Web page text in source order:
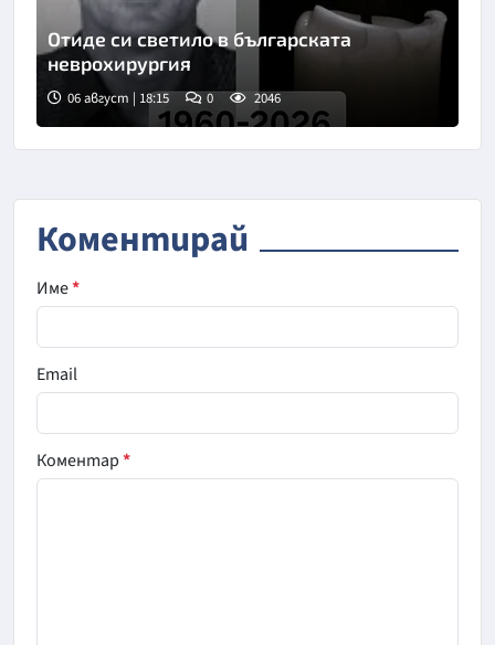
Отиде си светило в българската
неврохирургия
06 август | 18:15 0 2046
Коментирай
Име*
Email
Коментар*